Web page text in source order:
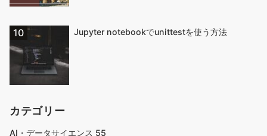
Jupyter notebookでunittestを使う方法
カテゴリー
AI・データサイエンス 55